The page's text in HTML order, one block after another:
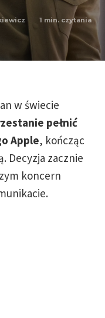
1 min. czytania
w świecie
pełnić
Apple, kończąc
Decyzja zacznie
koncern